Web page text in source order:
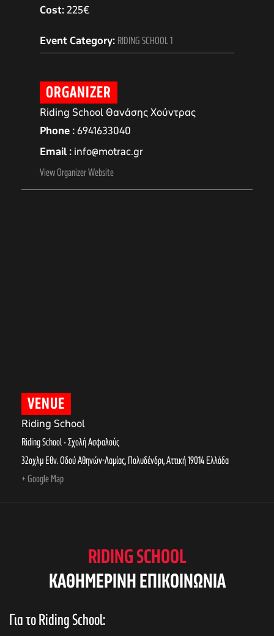
Cost:225€
Event Category: RIDING SCHOOL 1
ORGANIZER
Riding School Θανάσης Χούντρας
Phone 6941633040
Email info@motrac.gr
View Organizer Website
VENUE
Riding School
Riding School - Σχολή Ασφαλούς
32οχλμ Εθν. Οδού Αθηνών-Λαμίας, Πολυδένδρι,Αττική19014Ελλάδα
+ Google Map
RIDING SCHOOL
KAΘΗΜΕΡΙΝΗ ΕΠΙΚΟΙΝΩΝΙΑ
Για το Riding School: